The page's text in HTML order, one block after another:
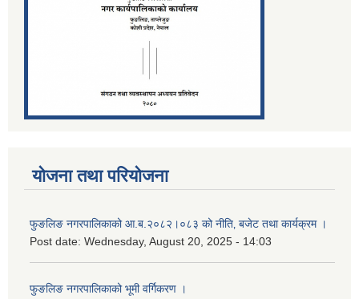
योजना तथा परियोजना
फुङलिङ नगरपालिकाको आ.ब.२०८२।०८३ को नीति‚ बजेट तथा कार्यक्रम ।
Post date: Wednesday, August 20, 2025 - 14:03
फुङलिङ नगरपालिकाको भूमी वर्गिकरण ।